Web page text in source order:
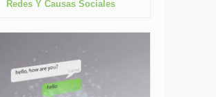
Redes Y Causas Sociales